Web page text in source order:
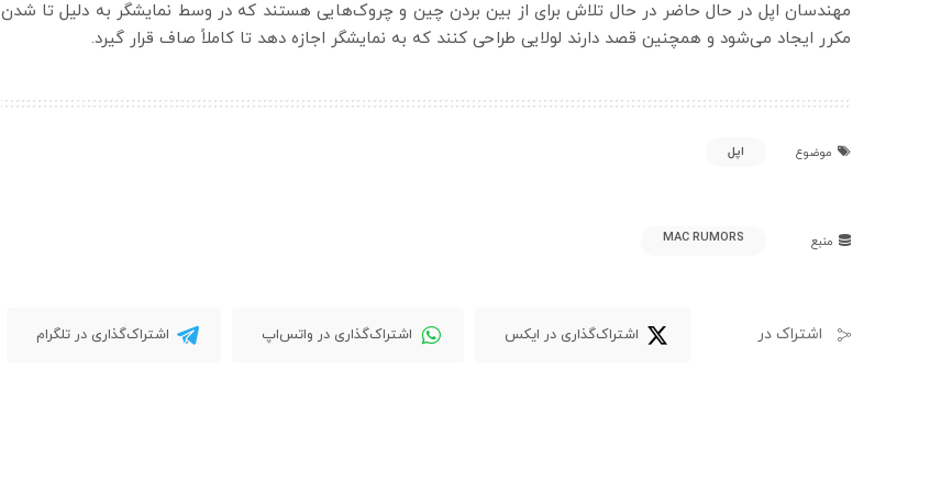
مهندسان اپل در حال حاضر در حال تلاش برای از بین بردن چین و چروک‌هایی هستند که در وسط نمایشگر به دلیل تا شدن
مکرر ایجاد می‌شود و همچنین قصد دارند لولایی طراحی کنند که به نمایشگر اجازه دهد تا کاملاً صاف قرار گیرد.
موضوع اپل
منبع MAC RUMORS
اشتراک در اشتراک‌گذاری در ایکس اشتراک‌گذاری در واتس‌اپ اشتراک‌گذاری در تلگرام